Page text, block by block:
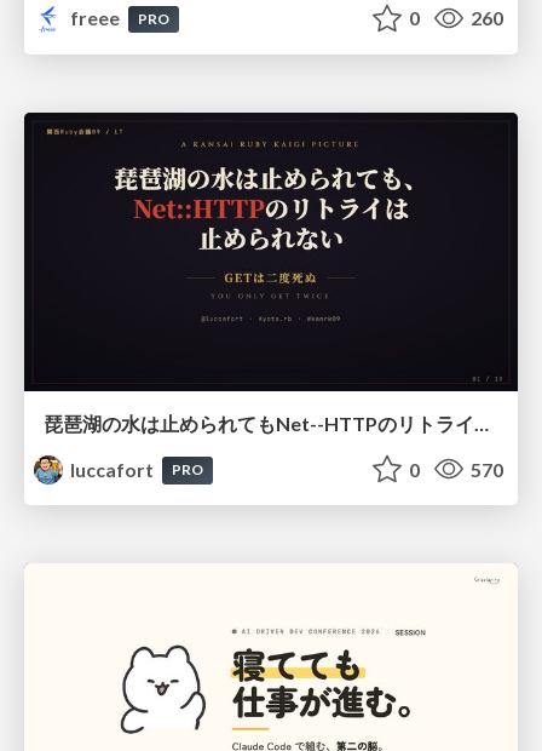
freee
PRO 0 260
luccafort
PRO 0 570